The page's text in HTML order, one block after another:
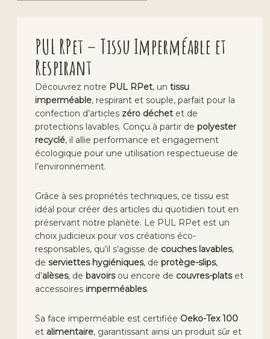
PUL RPet – Tissu Imperméable et
Respirant
Découvrez notre PUL RPet, untissu
imperméable, respirant et souple, parfait pour la
confection d’articles zéro déchet et de
protections lavables. Conçu à partir depolyester
recyclé, il allie performance et engagement
écologique pour une utilisation respectueuse de
l’environnement.
Grâce à ses propriétés techniques, ce tissu est
idéal pour créer des articles du quotidien tout en
préservant notre planète. Le PUL RPet est un
choix judicieux pour vos créations éco-
responsables, qu’il s’agisse de couches lavables,
deserviettes hygiéniques, deprotège-slips,
d’alèses, de bavoirsou encore de couvres-platset
accessoires imperméables.
Sa face imperméable est certifiée Oeko-Tex 100
et alimentaire, garantissant ainsi un produit sûr et